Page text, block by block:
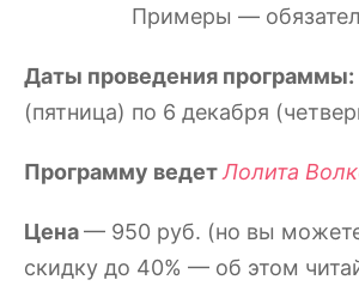
Примеры —
Даты проведения программы:
(пятница) по 6 декабря
Программу ведетЛолита
Цена— 950 руб. (но вы
скидку до 40% — об этом